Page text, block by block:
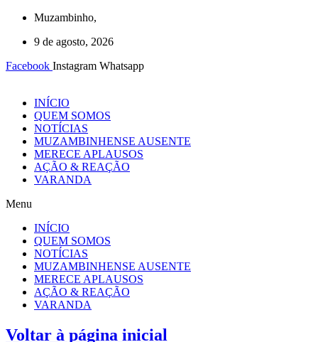
Muzambinho,
9 de agosto, 2026
Facebook Instagram Whatsapp
INÍCIO
QUEM SOMOS
NOTÍCIAS
MUZAMBINHENSE AUSENTE
MERECE APLAUSOS
AÇÃO & REAÇÃO
VARANDA
Menu
INÍCIO
QUEM SOMOS
NOTÍCIAS
MUZAMBINHENSE AUSENTE
MERECE APLAUSOS
AÇÃO & REAÇÃO
VARANDA
Voltar à página inicial